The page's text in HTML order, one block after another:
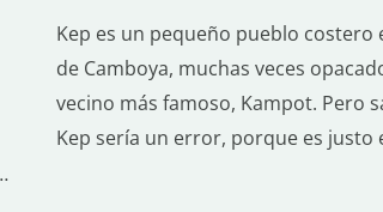
Kep es un pequeño pueblo costero
de Camboya, muchas veces
vecino más famoso, Kampot. Pero
Kep sería un error, porque es justo